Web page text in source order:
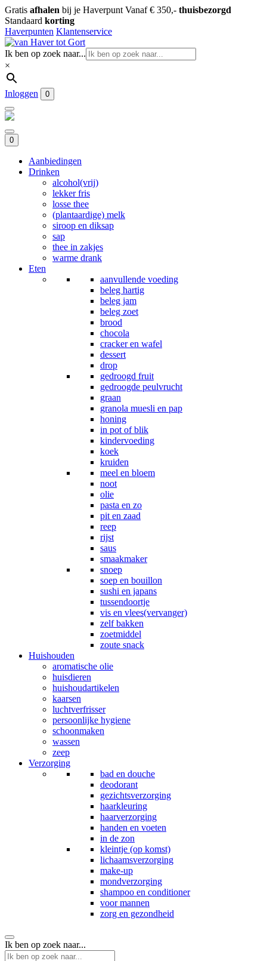
Gratis afhalen bij je Haverpunt Vanaf € 350,- thuisbezorgd
Standaard korting
Haverpunten Klantenservice
Ik ben op zoek naar...
×
Inloggen 0
0
Aanbiedingen
Drinken
alcohol(vrij)
lekker fris
losse thee
(plantaardige) melk
siroop en diksap
sap
thee in zakjes
warme drank
Eten
aanvullende voeding
beleg hartig
beleg jam
beleg zoet
brood
chocola
cracker en wafel
dessert
drop
gedroogd fruit
gedroogde peulvrucht
graan
granola muesli en pap
honing
in pot of blik
kindervoeding
koek
kruiden
meel en bloem
noot
olie
pasta en zo
pit en zaad
reep
rijst
saus
smaakmaker
snoep
soep en bouillon
sushi en japans
tussendoortje
vis en vlees(vervanger)
zelf bakken
zoetmiddel
zoute snack
Huishouden
aromatische olie
huisdieren
huishoudartikelen
kaarsen
luchtverfrisser
persoonlijke hygiene
schoonmaken
wassen
zeep
Verzorging
bad en douche
deodorant
gezichtsverzorging
haarkleuring
haarverzorging
handen en voeten
in de zon
kleintje (op komst)
lichaamsverzorging
make-up
mondverzorging
shampoo en conditioner
voor mannen
zorg en gezondheid
Ik ben op zoek naar...